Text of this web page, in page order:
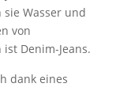
Wasser und
von
Denim-Jeans.
dank eines